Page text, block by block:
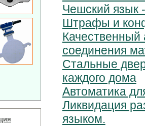
Чешский язык
Штрафы и
Качественный
соединения
Стальные
каждого дома
Автоматика
Ликвидация
языком.